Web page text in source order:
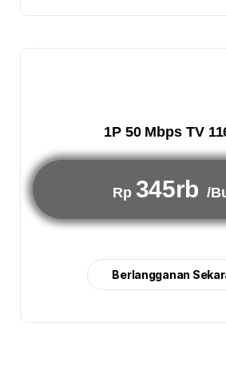
1P 50 Mbps TV
Rp 345rb /
Berlangganan